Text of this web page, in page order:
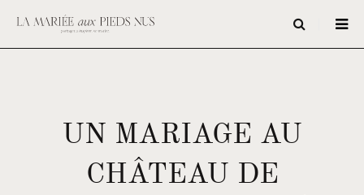
UN MARIAGE AU
CHÂTEAU DE